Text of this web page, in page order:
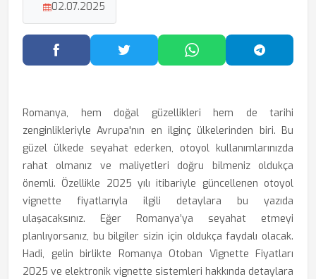
02.07.2025
Facebook'ta PaylaşTwitter'da PaylaşWhatsApp'ta Paylaş
Romanya, hem doğal güzellikleri hem de tarihi
zenginlikleriyle Avrupa'nın en ilginç ülkelerinden biri. Bu
güzel ülkede seyahat ederken, otoyol kullanımlarınızda
rahat olmanız ve maliyetleri doğru bilmeniz oldukça
önemli. Özellikle 2025 yılı itibariyle güncellenen otoyol
vignette fiyatlarıyla ilgili detaylara bu yazıda
ulaşacaksınız. Eğer Romanya’ya seyahat etmeyi
planlıyorsanız, bu bilgiler sizin için oldukça faydalı olacak.
Hadi, gelin birlikte Romanya Otoban Vignette Fiyatları
2025 ve elektronik vignette sistemleri hakkında detaylara